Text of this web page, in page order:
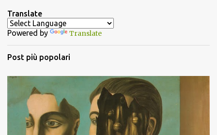
t
i
Translate
Powered by Translate
Post più popolari